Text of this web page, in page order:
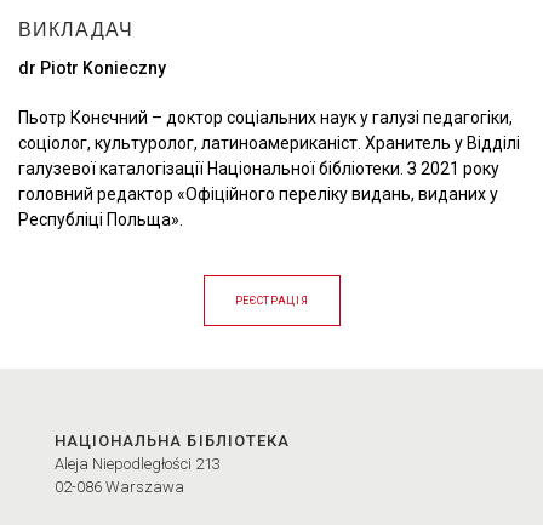
ВИКЛАДАЧ
dr Piotr Konieczny
Пьотр Конєчний – доктор соціальних наук у галузі педагогіки,
соціолог, культуролог, латиноамериканіст. Хранитель у Відділі
галузевої каталогізації Національної бібліотеки. З 2021 року
головний редактор «Офіційного переліку видань, виданих у
Республіці Польща».
РЕЄСТРАЦІЯ
Контакт
НАЦІОНАЛЬНА БІБЛІОТЕКА
Aleja Niepodległości 213
02-086 Warszawa